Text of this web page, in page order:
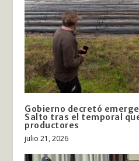
Gobierno decretó
Salto tras el temporal
productores
julio 21, 2026